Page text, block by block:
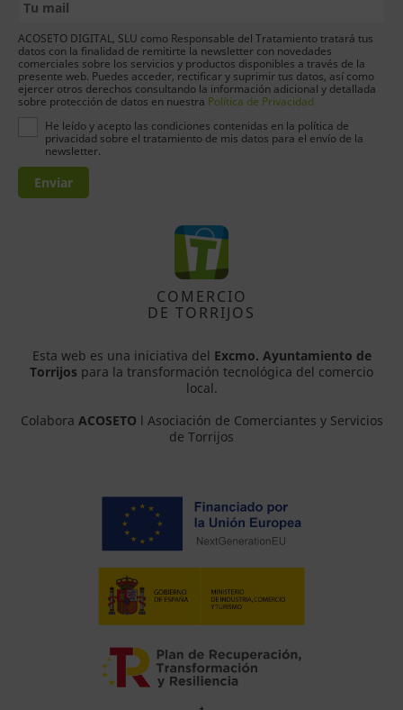
ACOSETO DIGITAL, SLU como Responsable del Tratamiento tratará tus
datos con la finalidad de remitirte la newsletter con novedades
comerciales sobre los servicios y productos disponibles a través de la
presente web. Puedes acceder, rectificar y suprimir tus datos, así como
ejercer otros derechos consultando la información adicional y detallada
sobre protección de datos en nuestra Política de Privacidad
He leído y acepto las condiciones contenidas en la política de
privacidad sobre el tratamiento de mis datos para el envío de la
newsletter.
Enviar
COMERCIO
DE TORRIJOS
Esta web es una iniciativa del Excmo. Ayuntamiento de
Torrijos para la transformación tecnológica del comercio
local.
Colabora ACOSETO l Asociación de Comerciantes y Servicios
de Torrijos